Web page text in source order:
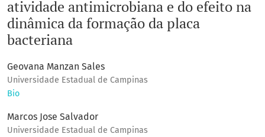
atividade antimicrobiana e do efeito na
dinâmica da formação da placa
bacteriana
Geovana Manzan Sales
Universidade Estadual de Campinas
Bio
Marcos Jose Salvador
Universidade Estadual de Campinas